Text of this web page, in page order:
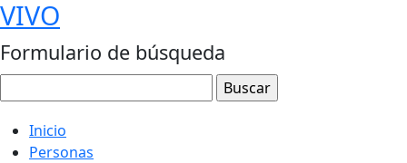
VIVO
Formulario de búsqueda
Inicio
Personas